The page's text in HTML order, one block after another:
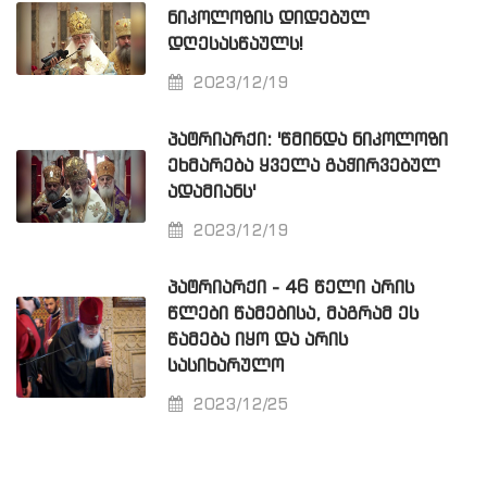
ᲜᲘᲙᲝᲚᲝᲖᲘᲡ ᲓᲘᲓᲔᲑᲣᲚ
ᲓᲦᲔᲡᲐᲡᲬᲐᲣᲚᲡ!
2023/12/19
ᲞᲐᲢᲠᲘᲐᲠᲥᲘ: 'ᲬᲛᲘᲜᲓᲐ ᲜᲘᲙᲝᲚᲝᲖᲘ
ᲔᲮᲛᲐᲠᲔᲑᲐ ᲧᲕᲔᲚᲐ ᲒᲐᲭᲘᲠᲕᲔᲑᲣᲚ
ᲐᲓᲐᲛᲘᲐᲜᲡ'
2023/12/19
ᲞᲐᲢᲠᲘᲐᲠᲥᲘ - 46 ᲬᲔᲚᲘ ᲐᲠᲘᲡ
ᲬᲚᲔᲑᲘ ᲬᲐᲛᲔᲑᲘᲡᲐ, ᲛᲐᲒᲠᲐᲛ ᲔᲡ
ᲬᲐᲛᲔᲑᲐ ᲘᲧᲝ ᲓᲐ ᲐᲠᲘᲡ
ᲡᲐᲡᲘᲮᲐᲠᲣᲚᲝ
2023/12/25